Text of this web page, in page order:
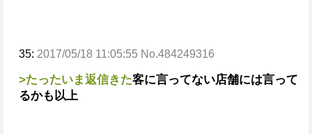
35: 2017/05/18 11:05:55 No.484249316
>たったいま返信きた客に言ってない店舗には言って
るかも以上